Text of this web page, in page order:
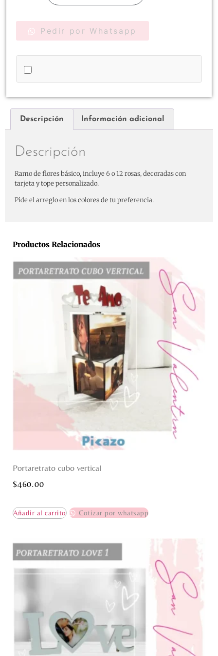
Pedir por Whatsapp
Descripción Información adicional
Descripción
Ramo de flores básico, incluye 6 o 12 rosas, decoradas con
tarjeta y tope personalizado.
Pide el arreglo en los colores de tu preferencia.
Productos Relacionados
Portaretrato cubo vertical
$460.00
Añadir al carrito Cotizar por whatsapp